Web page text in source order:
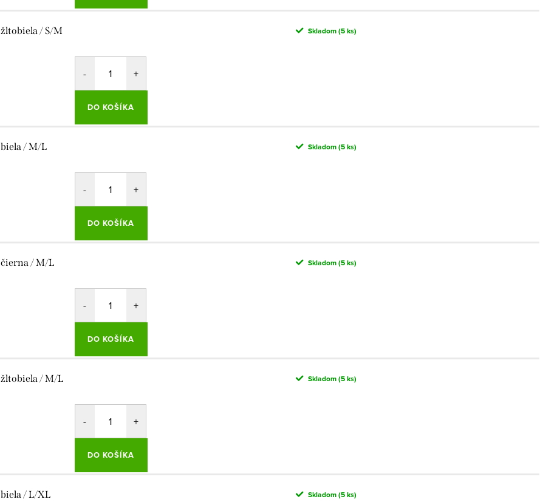
žltobiela / S/M Skladom(5 ks)
DO KOŠÍKA
biela / M/L Skladom(5 ks)
DO KOŠÍKA
čierna / M/L Skladom(5 ks)
DO KOŠÍKA
žltobiela / M/L Skladom(5 ks)
DO KOŠÍKA
biela / L/XL Skladom(5 ks)